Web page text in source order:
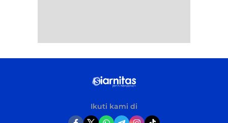
Ikuti kami di